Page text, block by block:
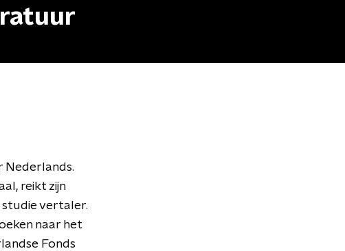
Nederlands.
reikt zijn
studie vertaler.
naar het
Fonds